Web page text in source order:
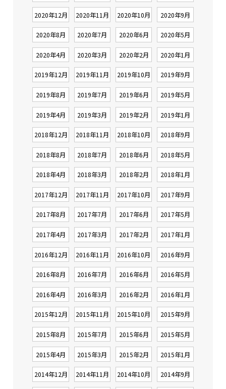
2020年12月 2020年11月 2020年10月 2020年9月
2020年8月 2020年7月 2020年6月 2020年5月
2020年4月 2020年3月 2020年2月 2020年1月
2019年12月 2019年11月 2019年10月 2019年9月
2019年8月 2019年7月 2019年6月 2019年5月
2019年4月 2019年3月 2019年2月 2019年1月
2018年12月 2018年11月 2018年10月 2018年9月
2018年8月 2018年7月 2018年6月 2018年5月
2018年4月 2018年3月 2018年2月 2018年1月
2017年12月 2017年11月 2017年10月 2017年9月
2017年8月 2017年7月 2017年6月 2017年5月
2017年4月 2017年3月 2017年2月 2017年1月
2016年12月 2016年11月 2016年10月 2016年9月
2016年8月 2016年7月 2016年6月 2016年5月
2016年4月 2016年3月 2016年2月 2016年1月
2015年12月 2015年11月 2015年10月 2015年9月
2015年8月 2015年7月 2015年6月 2015年5月
2015年4月 2015年3月 2015年2月 2015年1月
2014年12月 2014年11月 2014年10月 2014年9月